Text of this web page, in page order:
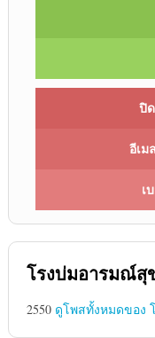
ปิ
อีเม
เ
โรงบ่มอารมณ์สุ
2550 ดูโพสทั้งหมดของ